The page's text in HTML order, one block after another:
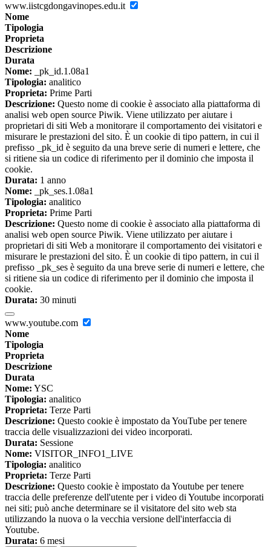
www.iistcgdongavinopes.edu.it
Nome
Tipologia
Proprieta
Descrizione
Durata
Nome: _pk_id.1.08a1
Tipologia: analitico
Proprieta: Prime Parti
Descrizione: Questo nome di cookie è associato alla piattaforma di
analisi web open source Piwik. Viene utilizzato per aiutare i
proprietari di siti Web a monitorare il comportamento dei visitatori e
misurare le prestazioni del sito. È un cookie di tipo pattern, in cui il
prefisso _pk_id è seguito da una breve serie di numeri e lettere, che
si ritiene sia un codice di riferimento per il dominio che imposta il
cookie.
Durata: 1 anno
Nome: _pk_ses.1.08a1
Tipologia: analitico
Proprieta: Prime Parti
Descrizione: Questo nome di cookie è associato alla piattaforma di
analisi web open source Piwik. Viene utilizzato per aiutare i
proprietari di siti Web a monitorare il comportamento dei visitatori e
misurare le prestazioni del sito. È un cookie di tipo pattern, in cui il
prefisso _pk_ses è seguito da una breve serie di numeri e lettere, che
si ritiene sia un codice di riferimento per il dominio che imposta il
cookie.
Durata: 30 minuti
www.youtube.com
Nome
Tipologia
Proprieta
Descrizione
Durata
Nome: YSC
Tipologia: analitico
Proprieta: Terze Parti
Descrizione: Questo cookie è impostato da YouTube per tenere
traccia delle visualizzazioni dei video incorporati.
Durata: Sessione
Nome: VISITOR_INFO1_LIVE
Tipologia: analitico
Proprieta: Terze Parti
Descrizione: Questo cookie è impostato da Youtube per tenere
traccia delle preferenze dell'utente per i video di Youtube incorporati
nei siti; può anche determinare se il visitatore del sito web sta
utilizzando la nuova o la vecchia versione dell'interfaccia di
Youtube.
Durata: 6 mesi